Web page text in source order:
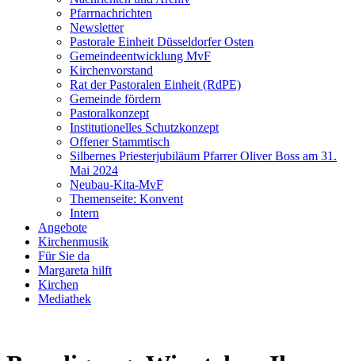
Pfarrnachrichten
Newsletter
Pastorale Einheit Düsseldorfer Osten
Gemeindeentwicklung MvF
Kirchenvorstand
Rat der Pastoralen Einheit (RdPE)
Gemeinde fördern
Pastoralkonzept
Institutionelles Schutzkonzept
Offener Stammtisch
Silbernes Priesterjubiläum Pfarrer Oliver Boss am 31.
Mai 2024
Neubau-Kita-MvF
Themenseite: Konvent
Intern
Angebote
Kirchenmusik
Für Sie da
Margareta hilft
Kirchen
Mediathek